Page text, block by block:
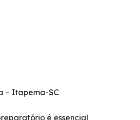
– Itapema-SC
é essencial